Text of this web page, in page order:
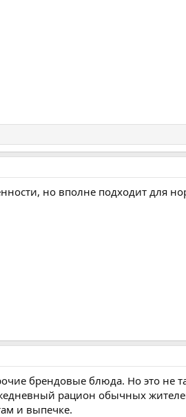
но вполне подходит для
брендовые блюда. Но это не
рацион обычных
и выпечке.